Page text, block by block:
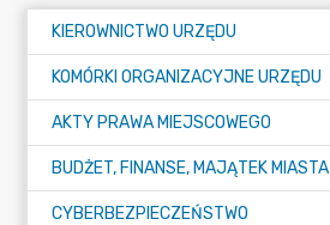
KIEROWNICTWO URZĘDU
KOMÓRKI ORGANIZACYJNE URZĘDU
AKTY PRAWA MIEJSCOWEGO
BUDŻET, FINANSE, MAJĄTEK MIASTA
CYBERBEZPIECZEŃSTWO